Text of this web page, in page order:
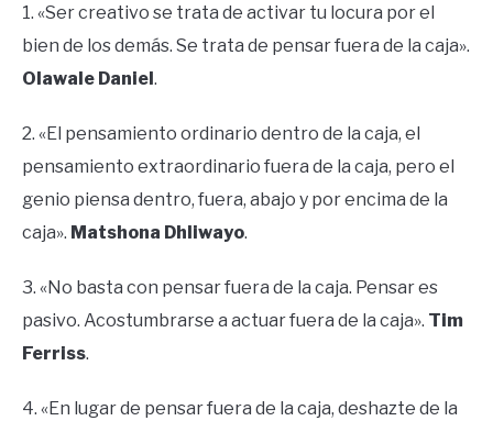
1. «Ser creativo se trata de activar tu locura por el
bien de los demás. Se trata de pensar fuera de la caja».
Olawale Daniel.
2. «El pensamiento ordinario dentro de la caja, el
pensamiento extraordinario fuera de la caja, pero el
genio piensa dentro, fuera, abajo y por encima de la
caja». Matshona Dhliwayo.
3. «No basta con pensar fuera de la caja. Pensar es
pasivo. Acostumbrarse a actuar fuera de la caja». Tim
Ferriss.
4. «En lugar de pensar fuera de la caja, deshazte de la